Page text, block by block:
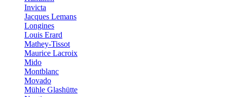
Invicta
Jacques Lemans
Longines
Louis Erard
Mathey-Tissot
Maurice Lacroix
Mido
Montblanc
Movado
Mühle Glashütte